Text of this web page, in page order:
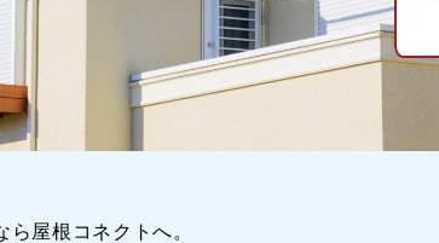
屋根コネクトへ。